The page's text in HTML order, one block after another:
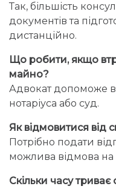
Так, більшість
документів та
дистанційно.
Що робити, якщо
майно?
Адвокат допоможе
нотаріуса або суд.
Як відмовитися від
Потрібно подати
можлива відмова на
Скільки часу